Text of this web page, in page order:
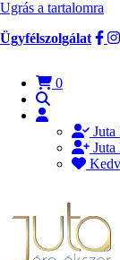
Ugrás a tartalomra
Ügyfélszolgálat
0
Juta